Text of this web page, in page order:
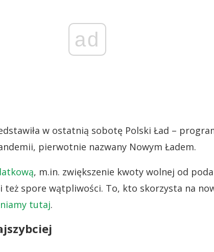
ad
w ostatnią sobotę Polski Ład –
pierwotnie nazwany Nowym Ładem.
, m.in. zwiększenie kwoty wolnej od
też spore wątpliwości. To, kto skorzysta na
tutaj.